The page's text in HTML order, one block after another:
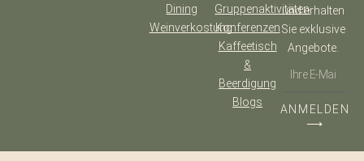
Dining
Weinverkostung
Gruppenaktivitäten
Konferenzen
Kaffeetisch
&
Beerdigung
Blogs
und erhalten
Sie exklusive
Angebote.
ANMELDEN
⟶